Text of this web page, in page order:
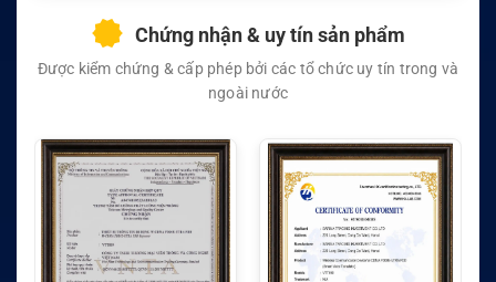
Chứng nhận & uy tín sản phẩm
Được kiểm chứng & cấp phép bởi các tổ chức uy tín trong và
ngoài nước